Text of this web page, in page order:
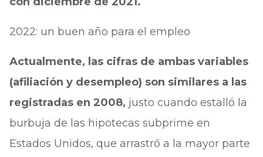
2022: un buen año para el empleo
Actualmente, las cifras de ambas variables
(afiliación y desempleo) son similares a las
registradas en 2008, justo cuando estalló la
burbuja de las hipotecas subprime en
Estados Unidos, que arrastró a la mayor parte